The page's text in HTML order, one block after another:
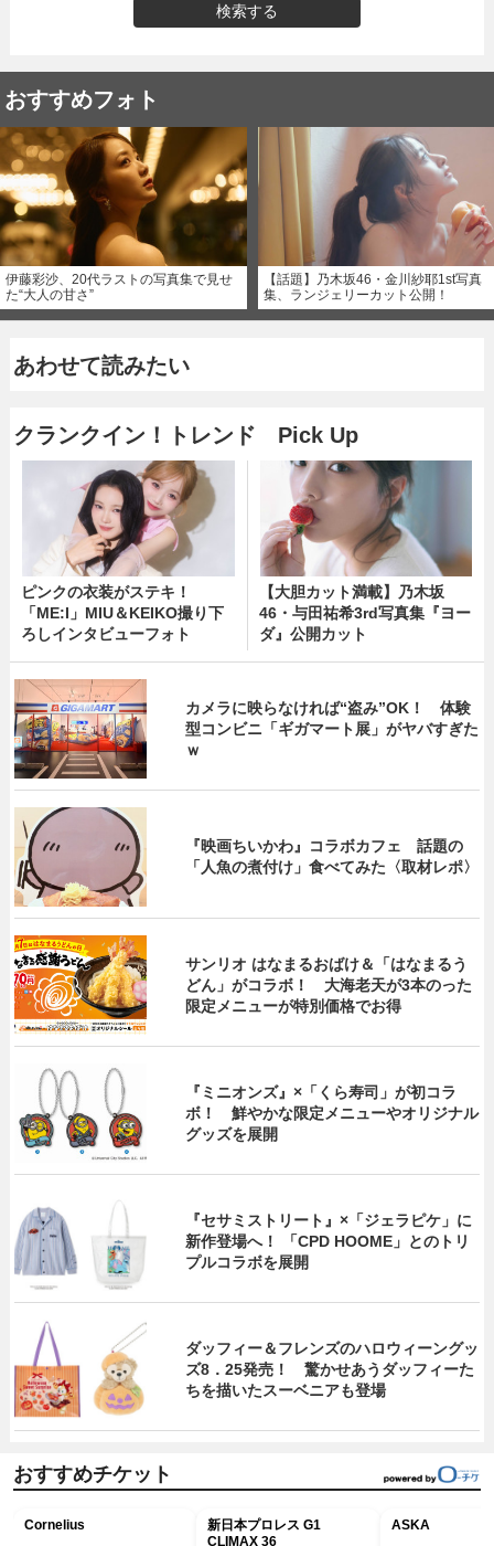
検索する
おすすめフォト
伊藤彩沙、20代ラストの写真集で見せ
た“大人の甘さ”
【話題】乃木坂46・金川紗耶1st写真
集、ランジェリーカット公開！
あわせて読みたい
クランクイン！トレンド Pick Up
ピンクの衣装がステキ！
「ME:I」MIU＆KEIKO撮り下
ろしインタビューフォト
【大胆カット満載】乃木坂
46・与田祐希3rd写真集『ヨー
ダ』公開カット
カメラに映らなければ“盗み”OK！ 体験
型コンビニ「ギガマート展」がヤバすぎた
ｗ
『映画ちいかわ』コラボカフェ 話題の
「人魚の煮付け」食べてみた〈取材レポ〉
サンリオ はなまるおばけ＆「はなまるう
どん」がコラボ！ 大海老天が3本のった
限定メニューが特別価格でお得
『ミニオンズ』×「くら寿司」が初コラ
ボ！ 鮮やかな限定メニューやオリジナル
グッズを展開
『セサミストリート』×「ジェラピケ」に
新作登場へ！ 「CPD HOOME」とのトリ
プルコラボを展開
ダッフィー＆フレンズのハロウィーングッ
ズ8．25発売！ 驚かせあうダッフィーた
ちを描いたスーベニアも登場
おすすめチケット
Cornelius
新日本プロレス G1
CLIMAX 36
ASKA